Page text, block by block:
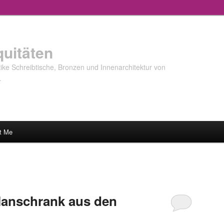
Schreibtische, Bronzen und Innenarchitektur von
Me
aus den